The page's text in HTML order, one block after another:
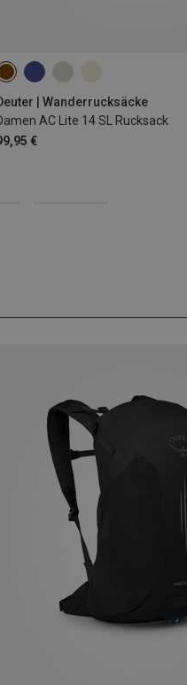
| Wanderrucksäcke
AC Lite 14 SL Rucksack
€
14L